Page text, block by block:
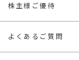
株主様ご優待
よくあるご質問